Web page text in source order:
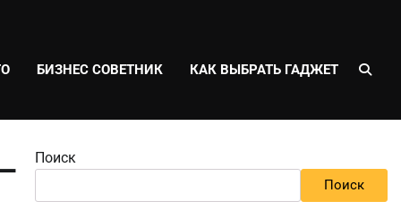
БИЗНЕС СОВЕТНИК КАК ВЫБРАТЬ ГАДЖЕТ
Поиск
Поиск